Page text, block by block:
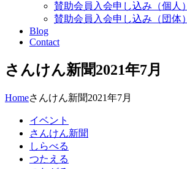
賛助会員入会申し込み（個人）
賛助会員入会申し込み（団体）
Blog
Contact
さんけん新聞2021年7月
Homeさんけん新聞2021年7月
イベント
さんけん新聞
しらべる
つたえる